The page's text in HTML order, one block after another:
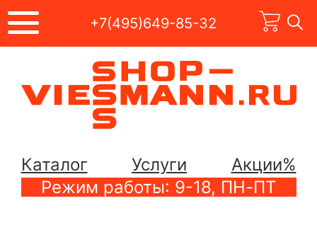
+7(495)649-85-32
Каталог Услуги
Акции%
Режим работы: 9-18, ПН-ПТ